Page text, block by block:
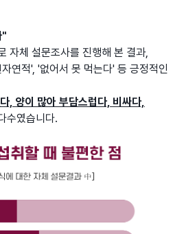
"
체 설문조사를 진행해 본 결과,
연적', '없어서 못 먹는다' 등 긍정적인
, 양이 많아 부담스럽다, 비싸다,
수였습니다.